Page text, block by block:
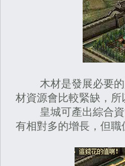
木材是發展必要的
材資源會比較緊缺，所
皇城可產出綜合資
有相對多的增長，但